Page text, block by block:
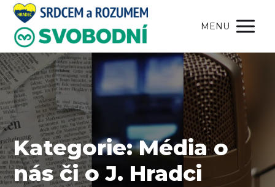
MENU
Kategorie: Média o
nás či o J. Hradci